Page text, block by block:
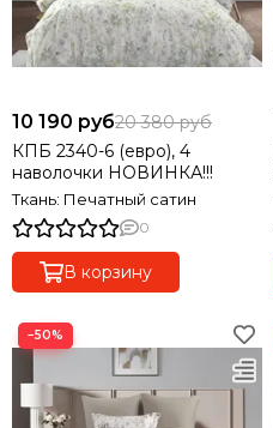
10 190 руб20 380 руб
КПБ 2340-6 (евро), 4
наволочки НОВИНКА!!!
Ткань: Печатный сатин
0
В корзину
−50%